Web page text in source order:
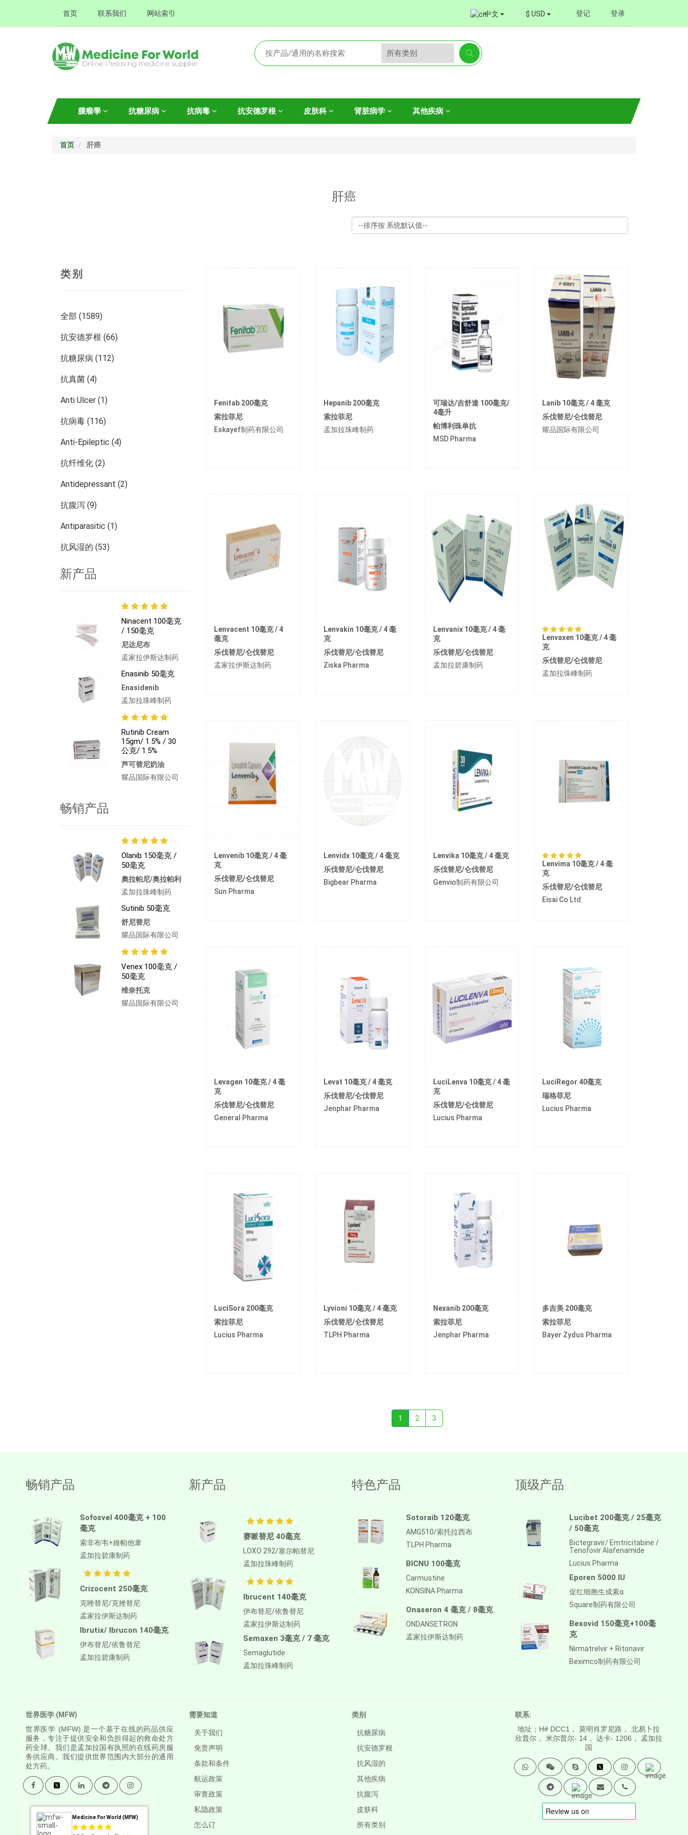
首页 联系我们 网站索引 中文 $ USD 登记 登录
腫瘤學 抗糖尿病 抗病毒 抗安德罗根 皮肤科 肾脏病学 其他疾病
首页 肝癌
肝癌
类别
全部 (1589)
抗安德罗根 (66)
抗糖尿病 (112)
抗真菌 (4)
Anti Ulcer (1)
抗病毒 (116)
Anti-Epileptic (4)
抗纤维化 (2)
Antidepressant (2)
抗腹泻 (9)
Antiparasitic (1)
抗风湿的 (53)
皮肤科 (13)
其他疾病 (473)
新产品
Ninacent 100毫克
/ 150毫克
尼达尼布
孟家拉伊斯达制药
Enasinib 50毫克
Enasidenib
孟加拉珠峰制药
Rutinib Cream
15gm/ 1.5% / 30
公克/ 1.5%
芦可替尼奶油
耀品国际有限公司
畅销产品
Olanib 150毫克 /
50毫克
奧拉帕尼/奥拉帕利
孟加拉珠峰制药
Sutinib 50毫克
舒尼替尼
耀品国际有限公司
Venex 100毫克 /
50毫克
维奈托克
耀品国际有限公司
Fenitab 200毫克
索拉菲尼
Eskayef制药有限公司
Hepanib 200毫克
索拉菲尼
孟加拉珠峰制药
可瑞达/吉舒達 100毫克/
4毫升
帕博利珠单抗
MSD Pharma
Lanib 10毫克 / 4 毫克
乐伐替尼/仑伐替尼
耀品国际有限公司
Lenvacent 10毫克 / 4
毫克
乐伐替尼/仑伐替尼
孟家拉伊斯达制药
Lenvakin 10毫克 / 4 毫
克
乐伐替尼/仑伐替尼
Ziska Pharma
Lenvanix 10毫克 / 4 毫
克
乐伐替尼/仑伐替尼
孟加拉碧康制药
Lenvaxen 10毫克 / 4 毫
克
乐伐替尼/仑伐替尼
孟加拉珠峰制药
Lenvenib 10毫克 / 4 毫
克
乐伐替尼/仑伐替尼
Sun Pharma
Lenvidx 10毫克 / 4 毫克
乐伐替尼/仑伐替尼
Bigbear Pharma
Lenvika 10毫克 / 4 毫克
乐伐替尼/仑伐替尼
Genvio制药有限公司
Lenvima 10毫克 / 4 毫
克
乐伐替尼/仑伐替尼
Eisai Co Ltd.
Levagen 10毫克 / 4 毫
克
乐伐替尼/仑伐替尼
General Pharma
Levat 10毫克 / 4 毫克
乐伐替尼/仑伐替尼
Jenphar Pharma
LuciLenva 10毫克 / 4 毫
克
乐伐替尼/仑伐替尼
Lucius Pharma
LuciRegor 40毫克
瑞格菲尼
Lucius Pharma
LuciSora 200毫克
索拉菲尼
Lucius Pharma
Lyvioni 10毫克 / 4 毫克
乐伐替尼/仑伐替尼
TLPH Pharma
Nexanib 200毫克
索拉菲尼
Jenphar Pharma
多吉美 200毫克
索拉菲尼
Bayer Zydus Pharma
1 2 3
畅销产品
Sofosvel 400毫克 + 100
毫克
索非布韦+維帕他韋
孟加拉碧康制药
Crizocent 250毫克
克唑替尼/克挫替尼
孟家拉伊斯达制药
Ibrutix/ Ibrucon 140毫克
伊布替尼/依鲁替尼
孟加拉碧康制药
新产品
赛哌替尼 40毫克
LOXO 292/塞尔帕替尼
孟加拉珠峰制药
Ibrucent 140毫克
伊布替尼/依鲁替尼
孟家拉伊斯达制药
Semaxen 3毫克 / 7 毫克
Semaglutide
孟加拉珠峰制药
特色产品
Sotoraib 120毫克
AMG510/索托拉西布
TLPH Pharma
BICNU 100毫克
Carmustine
KONSINA Pharma
Onaseron 4 毫克 / 8毫克
ONDANSETRON
孟家拉伊斯达制药
顶级产品
Lucibet 200毫克 / 25毫克
/ 50毫克
Bictegravir/ Emtricitabine /
Tenofovir Alafenamide
Lucius Pharma
Eporen 5000 IU
促红细胞生成素α
Square制药有限公司
Bexovid 150毫克+100毫
克
Nirmatrelvir + Ritonavir
Beximco制药有限公司
世界医学 (MFW)
世界医学 (MFW) 是一个基于在线的药品供应
服务，专注于提供安全和负担得起的救命处方
药全球。我们是孟加拉国有执照的在线药房服
务供应商。我们提供世界范围内大部分的通用
处方药。
Medicine For World (MFW)
需要知道
关于我们
免责声明
条款和条件
航运政策
审查政策
私隐政策
怎么订
类别
抗糖尿病
抗安德罗根
抗风湿的
其他疾病
抗腹泻
皮肤科
所有类别
联系:
地址：H# DCC1， 莫明肖罗尼路， 北易卜拉
欣普尔， 米尔普尔- 14， 达卡- 1206， 孟加拉
国